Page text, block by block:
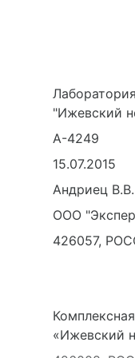
"Ижевский
А-4249
15.07.2015
Андриец В.В.
ООО
426057,
«Ижевский